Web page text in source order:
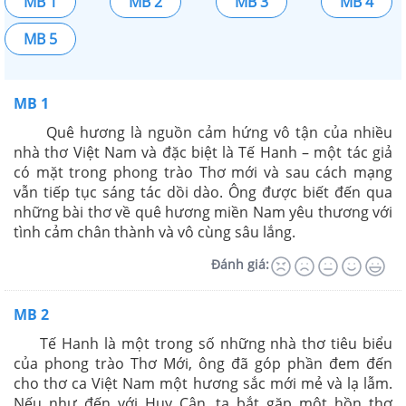
MB 5
MB 1
Quê hương là nguồn cảm hứng vô tận của nhiều
nhà thơ Việt Nam và đặc biệt là Tế Hanh – một tác giả
có mặt trong phong trào Thơ mới và sau cách mạng
vẫn tiếp tục sáng tác dồi dào. Ông được biết đến qua
những bài thơ về quê hương miền Nam yêu thương với
tình cảm chân thành và vô cùng sâu lắng.
Đánh giá:
MB 2
Tế Hanh là một trong số những nhà thơ tiêu biểu
của phong trào Thơ Mới, ông đã góp phần đem đến
cho thơ ca Việt Nam một hương sắc mới mẻ và lạ lẫm.